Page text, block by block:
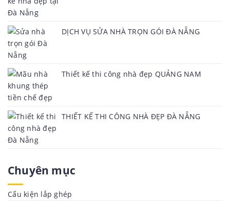
DỊCH VỤ SỬA NHÀ TRỌN GÓI ĐÀ NẴNG
Thiết kế thi công nhà đẹp QUẢNG NAM
THIẾT KẾ THI CÔNG NHÀ ĐẸP ĐÀ NẴNG
Chuyên mục
Cấu kiện lắp ghép